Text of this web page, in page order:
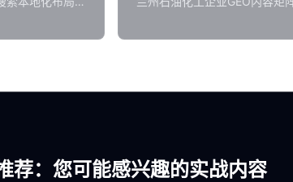
荐：您可能感兴趣的实战内容